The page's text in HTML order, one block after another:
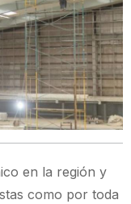
en la región y
como por toda